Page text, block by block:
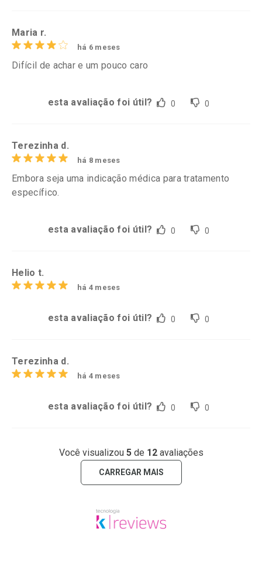
Maria r.
há 6 meses
Difícil de achar e um pouco caro
esta avaliação foi útil? 0 0
Terezinha d.
há 8 meses
Embora seja uma indicação médica para tratamento
específico.
esta avaliação foi útil? 0 0
Helio t.
há 4 meses
esta avaliação foi útil? 0 0
Terezinha d.
há 4 meses
esta avaliação foi útil? 0 0
Você visualizou 5de 12avaliações
CARREGAR MAIS